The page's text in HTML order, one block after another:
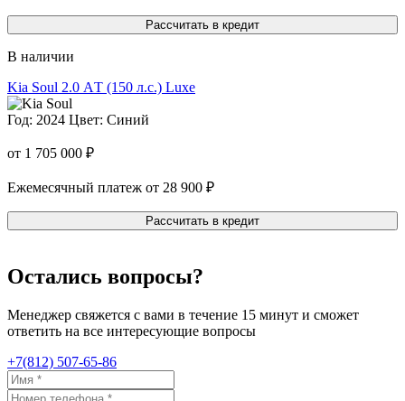
Рассчитать в кредит
В наличии
Kia Soul 2.0 АT (150 л.с.) Luxe
Год: 2024 Цвет: Синий
от 1 705 000 ₽
Ежемесячный платеж от 28 900 ₽
Рассчитать в кредит
Остались вопросы?
Менеджер свяжется с вами в течение 15 минут и сможет
ответить на все интересующие вопросы
+7(812) 507-65-86